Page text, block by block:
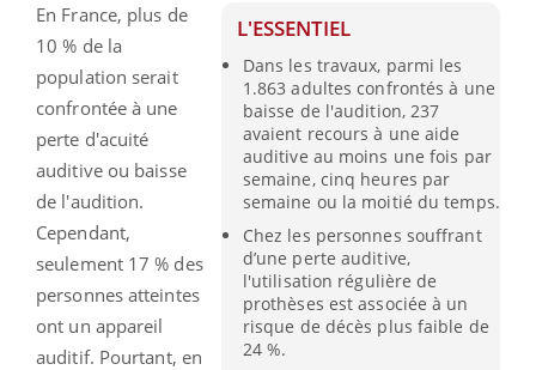
L'ESSENTIEL
Dans les travaux, parmi les
1.863 adultes confrontés à une
baisse de l'audition, 237
avaient recours à une aide
auditive au moins une fois par
semaine, cinq heures par
semaine ou la moitié du temps.
Chez les personnes souffrant
d’une perte auditive,
l'utilisation régulière de
prothèses est associée à un
risque de décès plus faible de
24 %.
En France, plus de
10 % de la
population serait
confrontée à une
perte d'acuité
auditive ou baisse
de l'audition.
Cependant,
seulement 17 % des
personnes atteintes
ont un appareil
auditif. Pourtant, en